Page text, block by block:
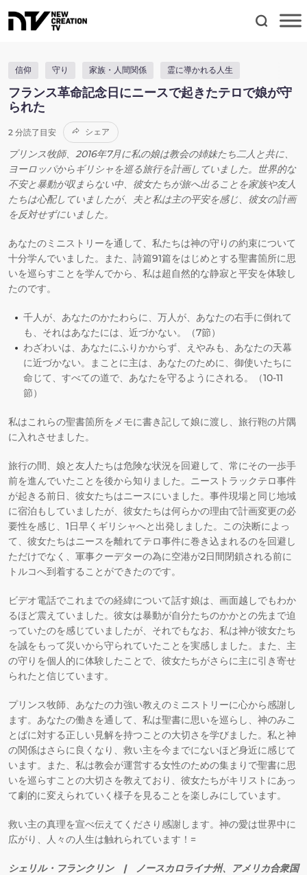
信仰 守り 家族・人間関係 霊に導かれる人生
フランス革命記念日にニースで起きたテロで娘が守
られた
2 分読了目安 シェア
プリンス牧師、2016年7月に私の娘は教会の姉妹たち二人と共に、
ヨーロッパからギリシャを巡る旅行を計画していました。世界的な
不安と暴動が収まらない中、彼女たちが旅へ出ることを家族や友人
たちは心配していましたが、夫と私は主の平安を感じ、彼女の計画
を反対せずにいました。
あなたのミニストリーを通して、私たちは神の守りの約束について
十分学んでいました。また、詩篇91篇をはじめとする聖書箇所に思
いを巡らすことを学んでから、私は超自然的な静寂と平安を体験し
たのです。
千人が、あなたのかたわらに、万人が、あなたの右手に倒れて
も、それはあなたには、近づかない。（7節）
わざわいは、あなたにふりかからず、えやみも、あなたの天幕
に近づかない。まことに主は、あなたのために、御使いたちに
命じて、すべての道で、あなたを守るようにされる。（10-11
節）
私はこれらの聖書箇所をメモに書き記して娘に渡し、旅行鞄の片隅
に入れさせました。
旅行の間、娘と友人たちは危険な状況を回避して、常にその一歩手
前を進んでいたことを後から知りました。ニーストラックテロ事件
が起きる前日、彼女たちはニースにいました。事件現場と同じ地域
に宿泊もしていましたが、彼女たちは何らかの理由で計画変更の必
要性を感じ、1日早くギリシャへと出発しました。この決断によっ
て、彼女たちはニースを離れてテロ事件に巻き込まれるのを回避し
ただけでなく、軍事クーデターの為に空港が2日間閉鎖される前に
トルコへ到着することができたのです。
ビデオ電話でこれまでの経緯について話す娘は、画面越しでもわか
るほど震えていました。彼女は暴動が自分たちのかかとの先まで迫
っていたのを感じていましたが、それでもなお、私は神が彼女たち
を誠をもって災いから守られていたことを実感しました。また、主
の守りを個人的に体験したことで、彼女たちがさらに主に引き寄せ
られたと信じています。
プリンス牧師、あなたの力強い教えのミニストリーに心から感謝し
ます。あなたの働きを通して、私は聖書に思いを巡らし、神のみこ
とばに対する正しい見解を持つことの大切さを学びました。私と神
の関係はさらに良くなり、救い主を今までにないほど身近に感じて
います。また、私は教会が運営する女性のための集まりで聖書に思
いを巡らすことの大切さを教えており、彼女たちがキリストにあっ
て劇的に変えられていく様子を見ることを楽しみにしています。
救い主の真理を宣べ伝えてくださり感謝します。神の愛は世界中に
広がり、人々の人生は触れられています！=
シェリル・フランクリン | ノースカロライナ州、アメリカ合衆国